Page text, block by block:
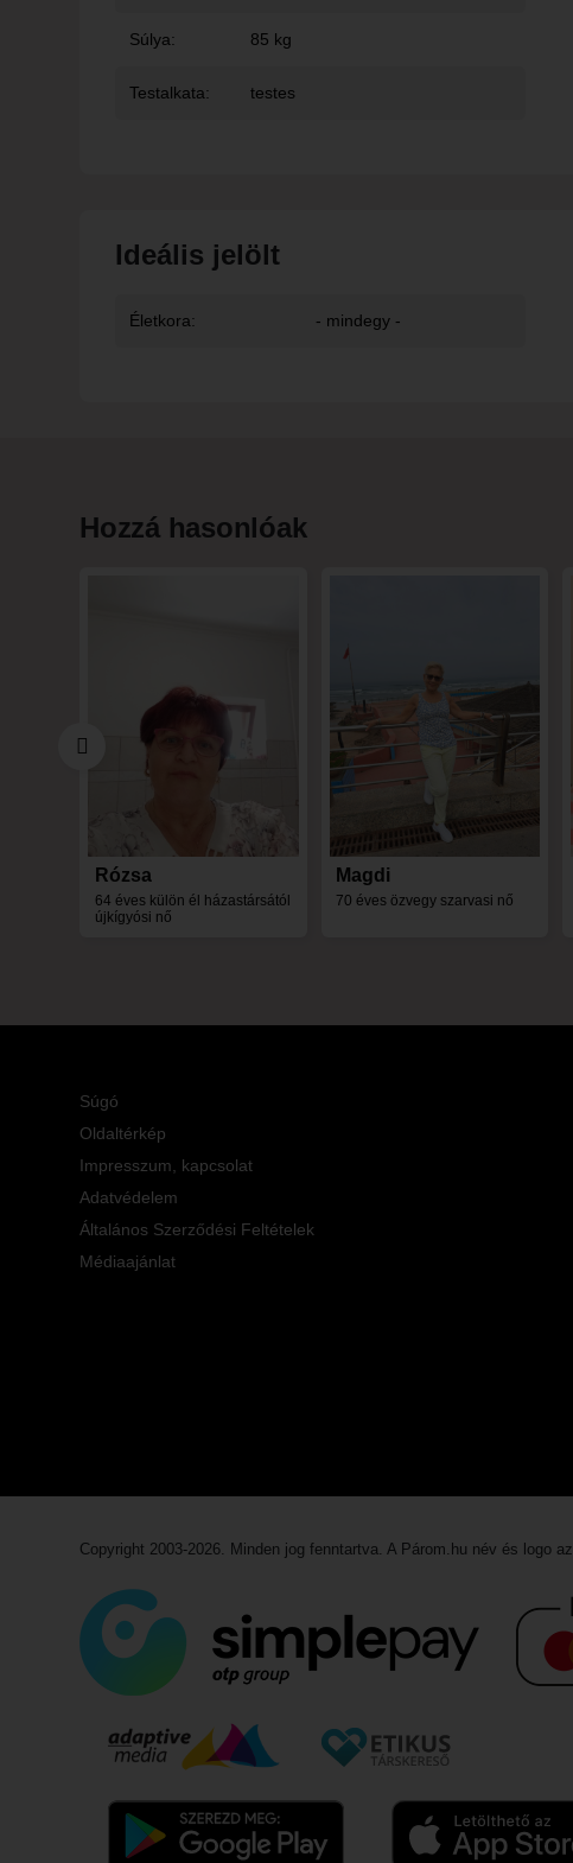
Súlya: 85 kg
Testalkata: testes
Ideális jelölt
Életkora: - mindegy -
Hozzá hasonlóak
Rózsa
64 éves külön él házastársától
újkígyósi nő
Magdi
70 éves özvegy szarvasi nő
Súgó
Oldaltérkép
Impresszum, kapcsolat
Adatvédelem
Általános Szerződési Feltételek
Médiaajánlat
Copyright 2003-2026. Minden jog fenntartva. A Párom.hu név és logo az